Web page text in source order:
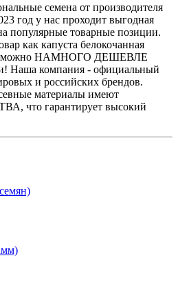
семена от производителя
год у нас проходит выгодная
товарные позиции.
как капуста белокочанная
можно НАМНОГО ДЕШЕВЛЕ
Наша компания - официальный
и российских брендов.
материалы имеют
что гарантирует высокий